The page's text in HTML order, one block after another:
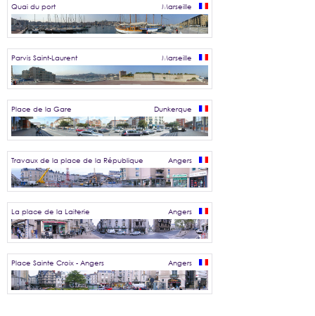
Quai du port Marseille
Parvis Saint-Laurent Marseille
Place de la Gare Dunkerque
Travaux de la place de la République Angers
La place de la Laiterie Angers
Place Sainte Croix - Angers Angers